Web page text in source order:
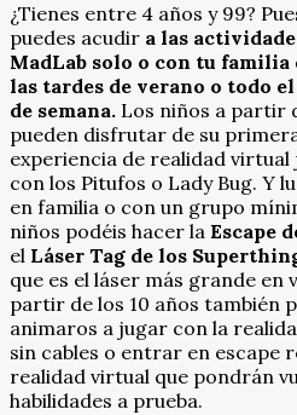
¿Tienes entre 4 años y 99?
puedes acudir a las
MadLab solo o con tu familia
las tardes de verano o todo
de semana. Los niños a partir
pueden disfrutar de su
experiencia de realidad virtual
con los Pitufos o Lady Bug. Y
en familia o con un grupo
niños podéis hacer la Escape
el Láser Tag de los
que es el láser más grande en
partir de los 10 años también
animaros a jugar con la
sin cables o entrar en escape
realidad virtual que pondrán
habilidades a prueba.